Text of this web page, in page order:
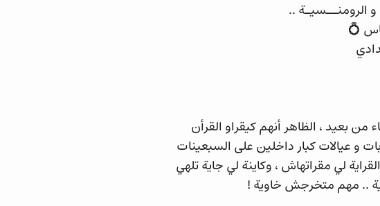
الرومنــسيـة ..
💍
، الظاهر أنهم كيقراو القرأن
و عيالات كبار داخلين على السبعينات
لي مقراتهاش ، وكاينة لي جاية تلهي
.. مهم متخرجش خاوية !